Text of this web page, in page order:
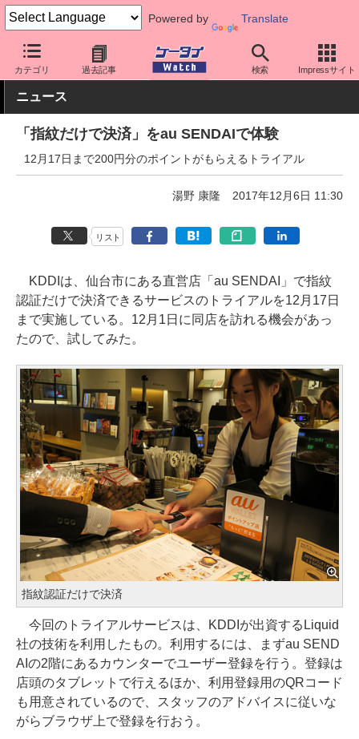
Powered by Translate
カテゴリ 過去記事 検索 Impressサイト
ケータイ Watch アプリ・サービス 決済/金融
ニュース
「指紋だけで決済」をau SENDAIで体験
12月17日まで200円分のポイントがもらえるトライアル
湯野 康隆 2017年12月6日 11:30
リスト
KDDIは、仙台市にある直営店「au SENDAI」で指紋
認証だけで決済できるサービスのトライアルを12月17日
まで実施している。12月1日に同店を訪れる機会があっ
たので、試してみた。
指紋認証だけで決済
今回のトライアルサービスは、KDDIが出資するLiquid
社の技術を利用したもの。利用するには、まずau SEND
AIの2階にあるカウンターでユーザー登録を行う。登録は
店頭のタブレットで行えるほか、利用登録用のQRコード
も用意されているので、スタッフのアドバイスに従いな
がらブラウザ上で登録を行おう。